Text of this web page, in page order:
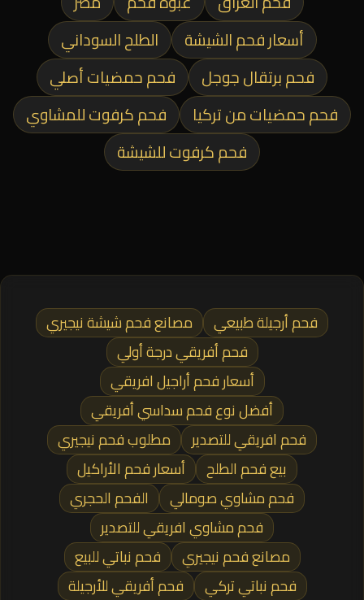
أسعار فحم الشيشة
الطلح السوداني
فحم برتقال جوجل
فحم حمضيات أصلي
فحم حمضيات من تركيا
فحم كرفوت للمشاوي
فحم كرفوت للشيشة
فحم أرجيلة طبيعي
مصانع فحم شيشة نيجيري
فحم أفريقي درجة أولي
أسعار فحم أراجيل افريقي
أفضل نوع فحم سداسي أفريقي
فحم افريقي للتصدير
مطلوب فحم نيجيري
بيع فحم الطلح
أسعار فحم الأراكيل
فحم مشاوي صومالي
الفحم الحجري
فحم مشاوي افريقي للتصدير
مصانع فحم نيجيري
فحم نباتي للبيع
فحم نباتي تركي
فحم أفريقي للأرجيلة